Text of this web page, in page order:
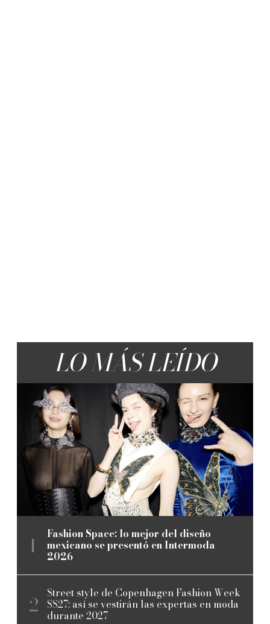
LO MÁS LEÍDO
Fashion Space: lo mejor del diseño
mexicano se presentó en Intermoda
2026
Street style de Copenhagen Fashion Week
SS27: así se vestirán las expertas en moda
durante 2027